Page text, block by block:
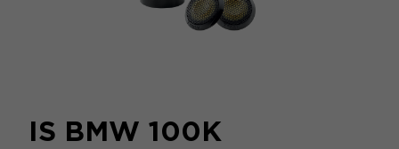
IS BMW 100K